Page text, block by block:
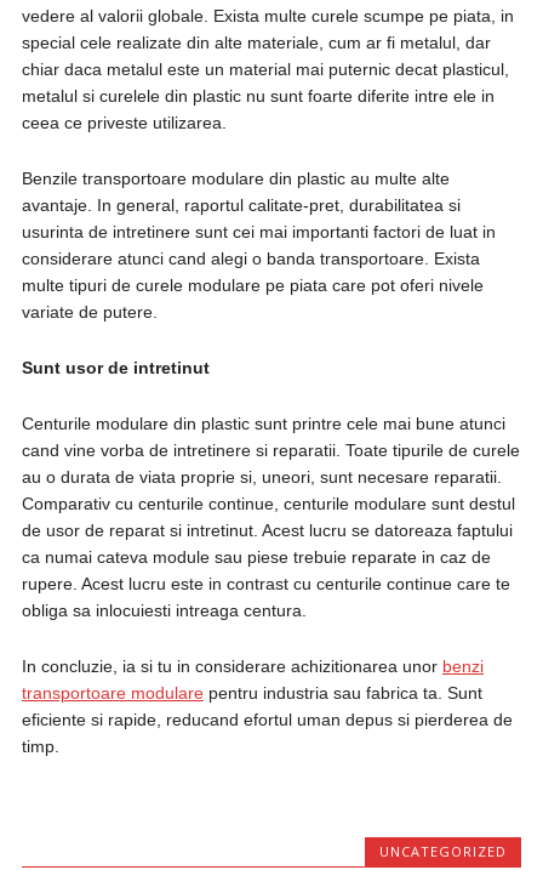
vedere al valorii globale. Exista multe curele scumpe pe piata, in
special cele realizate din alte materiale, cum ar fi metalul, dar
chiar daca metalul este un material mai puternic decat plasticul,
metalul si curelele din plastic nu sunt foarte diferite intre ele in
ceea ce priveste utilizarea.
Benzile transportoare modulare din plastic au multe alte
avantaje. In general, raportul calitate-pret, durabilitatea si
usurinta de intretinere sunt cei mai importanti factori de luat in
considerare atunci cand alegi o banda transportoare. Exista
multe tipuri de curele modulare pe piata care pot oferi nivele
variate de putere.
Sunt usor de intretinut
Centurile modulare din plastic sunt printre cele mai bune atunci
cand vine vorba de intretinere si reparatii. Toate tipurile de curele
au o durata de viata proprie si, uneori, sunt necesare reparatii.
Comparativ cu centurile continue, centurile modulare sunt destul
de usor de reparat si intretinut. Acest lucru se datoreaza faptului
ca numai cateva module sau piese trebuie reparate in caz de
rupere. Acest lucru este in contrast cu centurile continue care te
obliga sa inlocuiesti intreaga centura.
In concluzie, ia si tu in considerare achizitionarea unor benzi
transportoare modularepentru industria sau fabrica ta. Sunt
eficiente si rapide, reducand efortul uman depus si pierderea de
timp.
UNCATEGORIZED